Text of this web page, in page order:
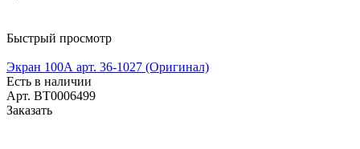
Быстрый просмотр
Экран 100А арт. 36-1027 (Оригинал)
Есть в наличии
Арт. BT0006499
Заказать